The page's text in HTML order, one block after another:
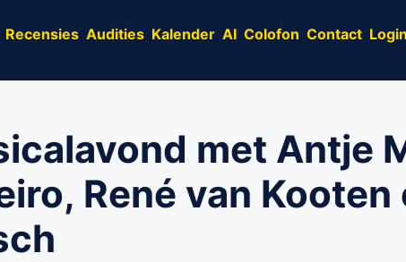
Recensies Audities Kalender AI Colofon Contact Login
met Antje
René van Kooten